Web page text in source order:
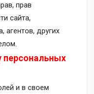
прав
сайта,
агентов, других
персональных
и в своем